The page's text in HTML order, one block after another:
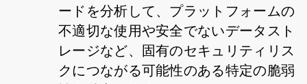
ードを分析して、プラットフォームの
不適切な使用や安全でないデータスト
レージなど、固有のセキュリティリス
クにつながる可能性のある特定の脆弱